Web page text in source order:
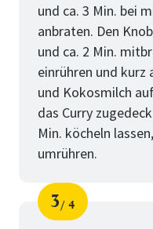
und ca. 3 Min. bei
anbraten. Den
und ca. 2 Min.
einrühren und kurz
und Kokosmilch
das Curry
Min. köcheln
umrühren.
Schritt
3
von
4